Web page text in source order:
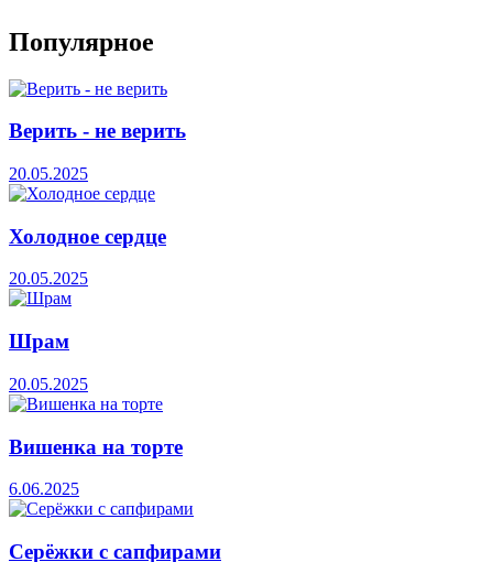
Популярное
Верить - не верить
20.05.2025
Холодное сердце
20.05.2025
Шрам
20.05.2025
Вишенка на торте
6.06.2025
Серёжки с сапфирами